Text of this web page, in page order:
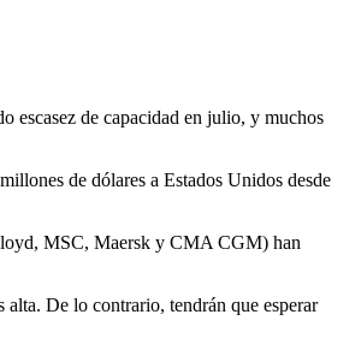
escasez de capacidad en julio, y muchos
de dólares a Estados Unidos desde
MSC, Maersk y CMA CGM) han
alta. De lo contrario, tendrán que esperar